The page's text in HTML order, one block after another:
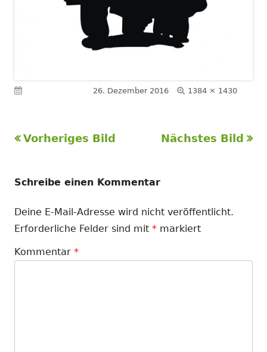
26. Dezember 2016 Volle
1384 × 1430
Vorheriges Bild Nächstes Bild
Schreibe einen Kommentar
Deine E-Mail-Adresse wird nicht veröffentlicht.
Erforderliche Felder sind mit * markiert
Kommentar *